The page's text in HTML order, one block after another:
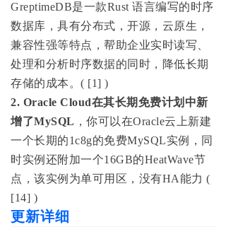
GreptimeDB是一款Rust 语言编写的时序
数据库，具有分布式，开源，云原生，
兼容性强等特点，帮助企业实时读写、
处理和分析时序数据的同时，降低长期
存储的成本。( [1] )
2. Oracle Cloud在其长期免费计划中新
增了MySQL ，你可以在Oracle云上新建
一个长期的1c8g的免费MySQL实例，同
时实例还附加一个16GB的HeatWave节
点，该实例为单可用区，没有HA能力 (
[14] )
更新详细